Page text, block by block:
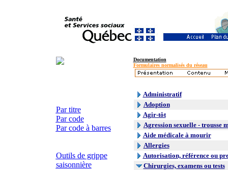
Documentation
Formulaires normalisés du réseau
Par titre
Par code
Par code à barres
Outils de grippe
saisonnière
Administratif
Adoption
Agir-tôt
Agression sexuelle - trousse
Aide médicale à mourir
Allergies
Autorisation, référence ou
Chirurgies, examens ou tests